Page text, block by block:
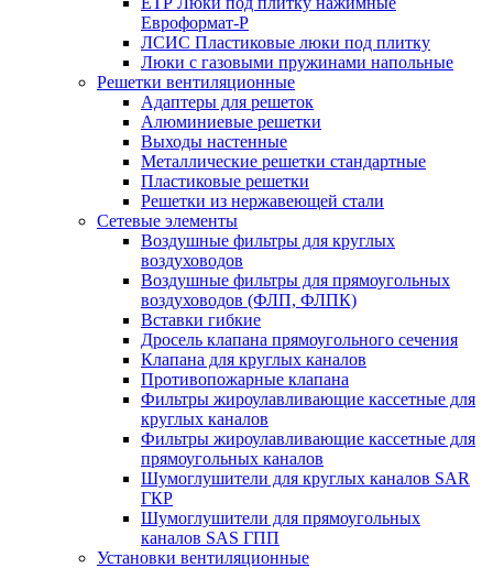
Евроформат-Р
ЛСИС Пластиковые люки под плитку
Люки с газовыми пружинами напольные
Решетки вентиляционные
Адаптеры для решеток
Алюминиевые решетки
Выходы настенные
Металлические решетки стандартные
Пластиковые решетки
Решетки из нержавеющей стали
Сетевые элементы
Воздушные фильтры для круглых
воздуховодов
Воздушные фильтры для прямоугольных
воздуховодов (ФЛП, ФЛПК)
Вставки гибкие
Дросель клапана прямоугольного сечения
Клапана для круглых каналов
Противопожарные клапана
Фильтры жироулавливающие кассетные для
круглых каналов
Фильтры жироулавливающие кассетные для
прямоугольных каналов
Шумоглушители для круглых каналов SAR
ГКР
Шумоглушители для прямоугольных
каналов SAS ГПП
Установки вентиляционные